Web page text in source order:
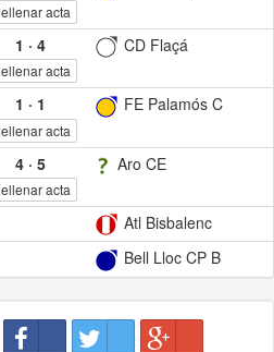
acta
1 · 4 CD Flaçá
acta
1 · 1 FE Palamós C
acta
4· 5 Aro CE
acta
Atl Bisbalenc
Bell Lloc CP B